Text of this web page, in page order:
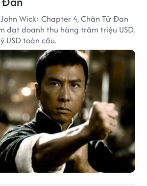
Wick: Chapter 4, Chân Tử Đan
đạt doanh thu hàng trăm triệu USD,
USD toàn cầu.